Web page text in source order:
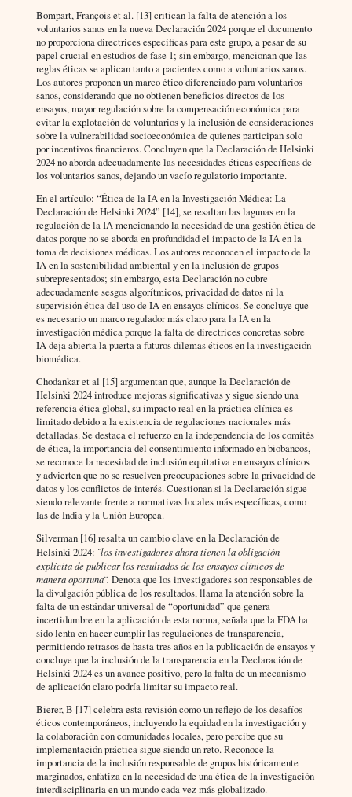
Bompart, François et al. [13] critican la falta de atención a los
voluntarios sanos en la nueva Declaración 2024 porque el documento
no proporciona directrices específicas para este grupo, a pesar de su
papel crucial en estudios de fase 1; sin embargo, mencionan que las
reglas éticas se aplican tanto a pacientes como a voluntarios sanos.
Los autores proponen un marco ético diferenciado para voluntarios
sanos, considerando que no obtienen beneficios directos de los
ensayos, mayor regulación sobre la compensación económica para
evitar la explotación de voluntarios y la inclusión de consideraciones
sobre la vulnerabilidad socioeconómica de quienes participan solo
por incentivos financieros. Concluyen que la Declaración de Helsinki
2024 no aborda adecuadamente las necesidades éticas específicas de
los voluntarios sanos, dejando un vacío regulatorio importante.
En el artículo: “Ética de la IA en la Investigación Médica: La
Declaración de Helsinki 2024” [14], se resaltan las lagunas en la
regulación de la IA mencionando la necesidad de una gestión ética de
datos porque no se aborda en profundidad el impacto de la IA en la
toma de decisiones médicas. Los autores reconocen el impacto de la
IA en la sostenibilidad ambiental y en la inclusión de grupos
subrepresentados; sin embargo, esta Declaración no cubre
adecuadamente sesgos algorítmicos, privacidad de datos ni la
supervisión ética del uso de IA en ensayos clínicos. Se concluye que
es necesario un marco regulador más claro para la IA en la
investigación médica porque la falta de directrices concretas sobre
IA deja abierta la puerta a futuros dilemas éticos en la investigación
biomédica.
Chodankar et al [15] argumentan que, aunque la Declaración de
Helsinki 2024 introduce mejoras significativas y sigue siendo una
referencia ética global, su impacto real en la práctica clínica es
limitado debido a la existencia de regulaciones nacionales más
detalladas. Se destaca el refuerzo en la independencia de los comités
de ética, la importancia del consentimiento informado en biobancos,
se reconoce la necesidad de inclusión equitativa en ensayos clínicos
y advierten que no se resuelven preocupaciones sobre la privacidad de
datos y los conflictos de interés. Cuestionan si la Declaración sigue
siendo relevante frente a normativas locales más específicas, como
las de India y la Unión Europea.
Silverman [16] resalta un cambio clave en la Declaración de
Helsinki 2024: ¨los investigadores ahora tienen la obligación
explícita de publicar los resultados de los ensayos clínicos de
manera oportuna¨. Denota que los investigadores son responsables de
la divulgación pública de los resultados, llama la atención sobre la
falta de un estándar universal de “oportunidad” que genera
incertidumbre en la aplicación de esta norma, señala que la FDA ha
sido lenta en hacer cumplir las regulaciones de transparencia,
permitiendo retrasos de hasta tres años en la publicación de ensayos y
concluye que la inclusión de la transparencia en la Declaración de
Helsinki 2024 es un avance positivo, pero la falta de un mecanismo
de aplicación claro podría limitar su impacto real.
Bierer, B [17] celebra esta revisión como un reflejo de los desafíos
éticos contemporáneos, incluyendo la equidad en la investigación y
la colaboración con comunidades locales, pero percibe que su
implementación práctica sigue siendo un reto. Reconoce la
importancia de la inclusión responsable de grupos históricamente
marginados, enfatiza en la necesidad de una ética de la investigación
interdisciplinaria en un mundo cada vez más globalizado.